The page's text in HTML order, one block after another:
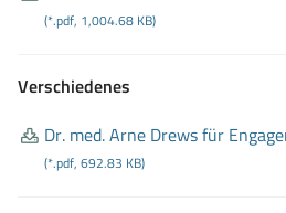
(*.pdf, 1,004.68 KB)
Verschiedenes
Dr. med. Arne Drews für
(*.pdf, 692.83 KB)